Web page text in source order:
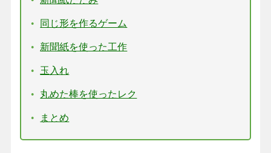
同じ形を作るゲーム
新聞紙を使った工作
玉入れ
丸めた棒を使ったレク
まとめ